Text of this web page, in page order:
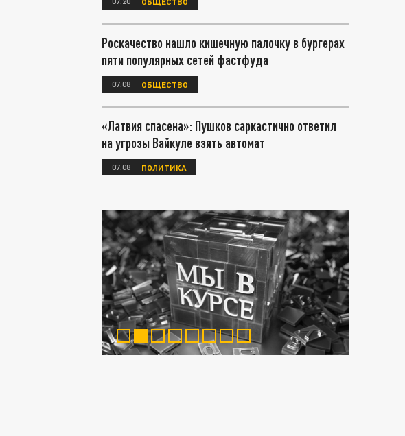
Роскачество нашло кишечную палочку в бургерах
пяти популярных сетей фастфуда
07:08 ОБЩЕСТВО
«Латвия спасена»: Пушков саркастично ответил
на угрозы Вайкуле взять автомат
07:08 ПОЛИТИКА